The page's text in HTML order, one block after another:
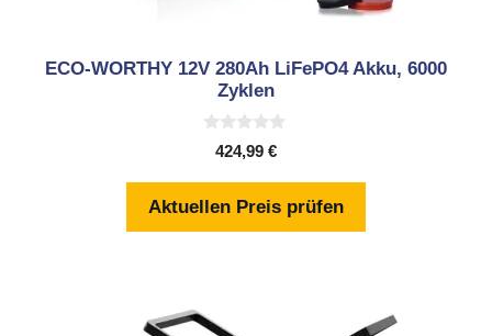
ECO-WORTHY 12V 280Ah LiFePO4 Akku, 6000
Zyklen
5
424,99 €
Aktuellen Preis prüfen